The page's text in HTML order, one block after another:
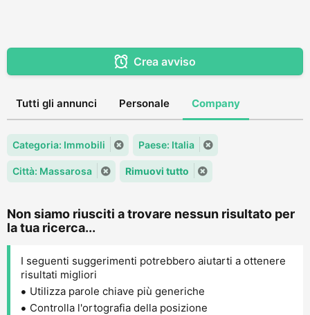
Crea avviso
Tutti gli annunci Personale Company
Categoria: Immobili Paese: Italia
Città: Massarosa Rimuovi tutto
Non siamo riusciti a trovare nessun risultato per
la tua ricerca...
I seguenti suggerimenti potrebbero aiutarti a ottenere
risultati migliori
Utilizza parole chiave più generiche
Controlla l'ortografia della posizione